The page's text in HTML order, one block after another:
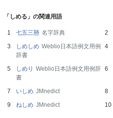
「しめる」の関連用語
七五三懸 名字辞典
しめしめ Weblio日本語例文用例
辞書
しめり Weblio日本語例文用例辞
書
いしめ JMnedict
ねしめ JMnedict